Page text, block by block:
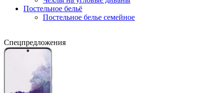
Постельное бельё
Постельное белье семейное
Спецпредложения